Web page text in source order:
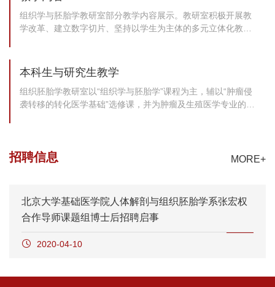
组织学与胚胎学教研室部分教学内容展示。教研室积极开展教
学改革、建立数字切片、坚持以学生为主体的多元立体化教
本科生与研究生教学
组织胚胎学教研室以“组织学与胚胎学”课程为主，辅以“肿瘤侵
袭转移的转化医学基础”选修课，并为肿瘤及生殖医学专业的研
MORE+
招聘信息
北京大学基础医学院人体解剖与组织胚胎学系张宏权
合作导师课题组博士后招聘启事
2020-04-10